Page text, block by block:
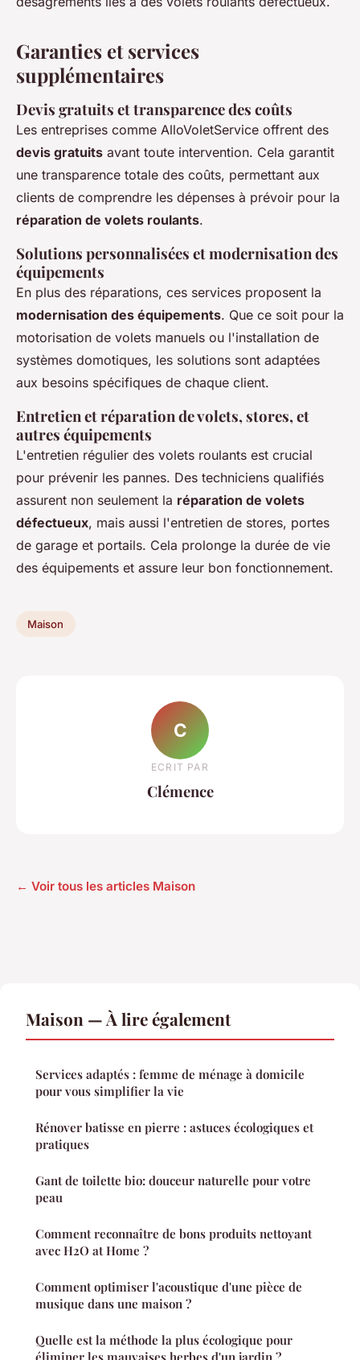
Garanties et services
supplémentaires
Devis gratuits et transparence des coûts
Les entreprises comme AlloVoletService offrent des
devis gratuits avant toute intervention. Cela garantit
une transparence totale des coûts, permettant aux
clients de comprendre les dépenses à prévoir pour la
réparation de volets roulants.
Solutions personnalisées et modernisation des
équipements
En plus des réparations, ces services proposent la
modernisation des équipements. Que ce soit pour la
motorisation de volets manuels ou l'installation de
systèmes domotiques, les solutions sont adaptées
aux besoins spécifiques de chaque client.
Entretien et réparation de volets, stores, et
autres équipements
L'entretien régulier des volets roulants est crucial
pour prévenir les pannes. Des techniciens qualifiés
assurent non seulement la réparation de volets
défectueux, mais aussi l'entretien de stores, portes
de garage et portails. Cela prolonge la durée de vie
des équipements et assure leur bon fonctionnement.
Maison
C
ECRIT PAR
Clémence
← Voir tous les articles Maison
Maison — À lire également
Services adaptés : femme de ménage à domicile
pour vous simplifier la vie
Rénover batisse en pierre : astuces écologiques et
pratiques
Gant de toilette bio: douceur naturelle pour votre
peau
Comment reconnaître de bons produits nettoyant
avec H2O at Home ?
Comment optimiser l'acoustique d'une pièce de
musique dans une maison ?
Quelle est la méthode la plus écologique pour